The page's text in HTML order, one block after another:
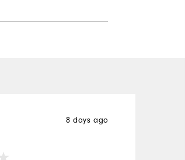
8 days ago